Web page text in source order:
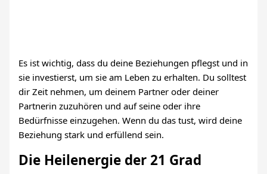
Es ist wichtig, dass du deine Beziehungen pflegst und in
sie investierst, um sie am Leben zu erhalten. Du solltest
dir Zeit nehmen, um deinem Partner oder deiner
Partnerin zuzuhören und auf seine oder ihre
Bedürfnisse einzugehen. Wenn du das tust, wird deine
Beziehung stark und erfüllend sein.
Die Heilenergie der 21 Grad